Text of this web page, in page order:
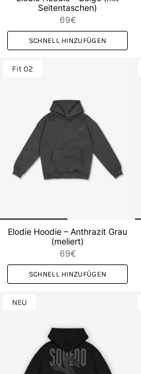
Seitentaschen)
69€
SCHNELL HINZUFÜGEN
Fit 02
Elodie Hoodie – Anthrazit Grau
(meliert)
69€
SCHNELL HINZUFÜGEN
NEU